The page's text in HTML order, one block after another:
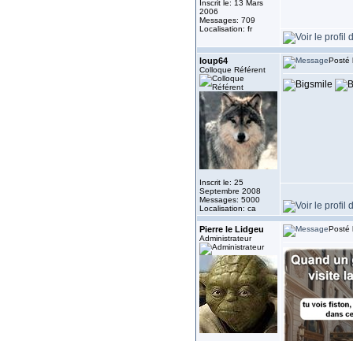
Inscrit le: 13 Mars
2006
Messages: 709
Localisation: fr
loup64
Colloque Référent
Inscrit le: 25
Septembre 2008
Messages: 5000
Localisation: ca
Posté
Pierre le Lidgeu
Administrateur
Posté